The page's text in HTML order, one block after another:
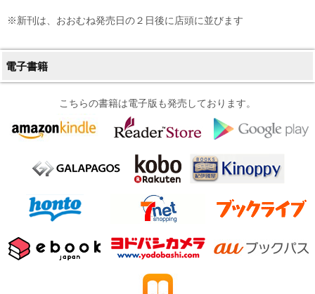
※新刊は、おおむね発売日の２日後に店頭に並びます
電子書籍
こちらの書籍は電子版も発売しております。